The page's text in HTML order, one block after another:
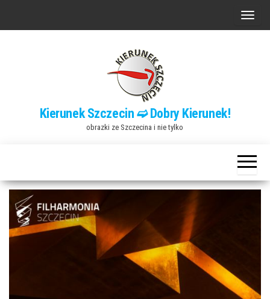
P
n
a
w
ę
Kierunek Szczecin ➫ Dobry Kierunek!
obrazki ze Szczecina i nie tylko